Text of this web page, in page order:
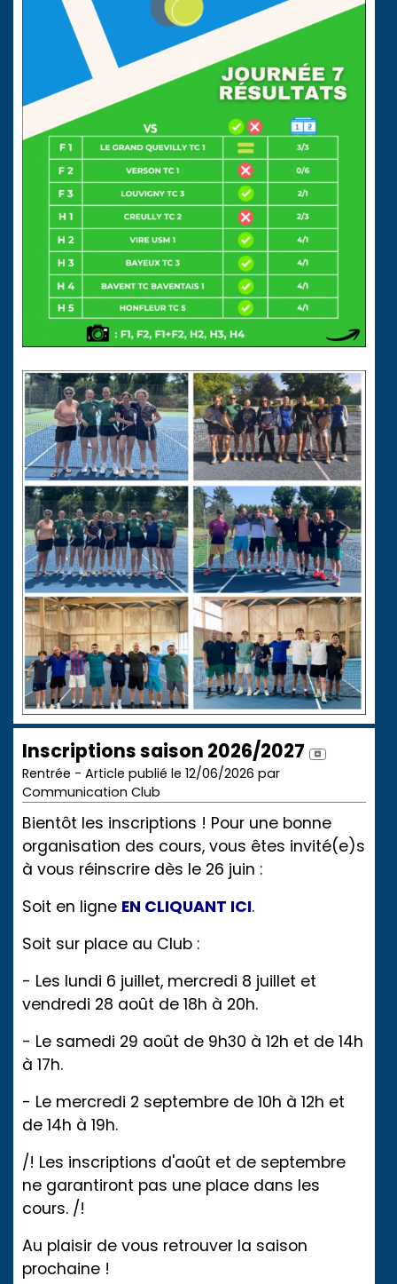
Inscriptions saison 2026/2027
Rentrée - Article publié le 12/06/2026 par
Communication Club
Bientôt les inscriptions ! Pour une bonne
organisation des cours, vous êtes invité(e)s
à vous réinscrire dès le 26 juin :
Soit en ligne EN CLIQUANT ICI.
Soit sur place au Club :
- Les lundi 6 juillet, mercredi 8 juillet et
vendredi 28 août de 18h à 20h.
- Le samedi 29 août de 9h30 à 12h et de 14h
à 17h.
- Le mercredi 2 septembre de 10h à 12h et
de 14h à 19h.
/! Les inscriptions d'août et de septembre
ne garantiront pas une place dans les
cours. /!
Au plaisir de vous retrouver la saison
prochaine !